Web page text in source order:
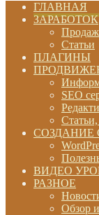
ГЛАВНАЯ
ЗАРАБОТОК
Статьи
ПЛАГИНЫ
SEO
СОЗДАНИЕ
ВИДЕО
РАЗНОЕ
Обзор